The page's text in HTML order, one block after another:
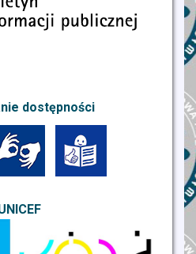
dostępności